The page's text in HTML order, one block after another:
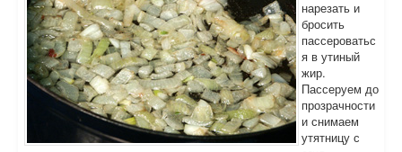
нарезать и
бросить
пассероватьс
я в утиный
жир.
Пассеруем до
прозрачности
и снимаем
утятницу с